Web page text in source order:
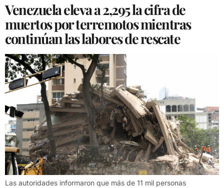
Venezuela eleva a 2,295 la cifra de
muertos por terremotos mientras
continúan las labores de rescate
Las autoridades informaron que más de 11 mil personas